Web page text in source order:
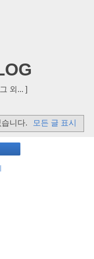
외... ]
니다. 모든 글 표시